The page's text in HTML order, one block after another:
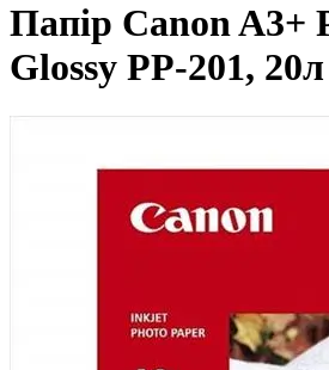
Папір Canon A3+
Glossy PP-201, 20л